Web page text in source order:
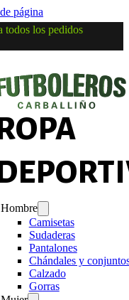
página
todos los pedidos
ROPA
Hombre
Camisetas
Sudaderas
Pantalones
Chándales y
Calzado
Gorras